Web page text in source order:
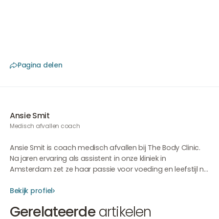
Pagina delen
Ansie Smit
Medisch afvallen coach
Ansie Smit is coach medisch afvallen bij The Body Clinic.
Na jaren ervaring als assistent in onze kliniek in
Amsterdam zet ze haar passie voor voeding en leefstijl nu
duurzaam gewicht. Al van jongs af aan is Ansie
gedrag, een interesse die ze heeft ontwikkeld tot
Bekijk profiel
Gerelateerdeartikelen